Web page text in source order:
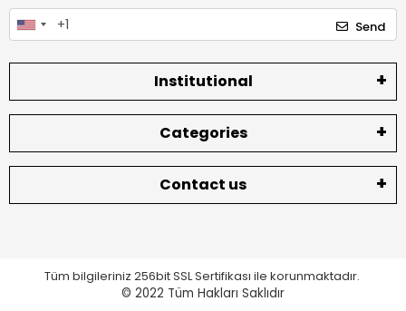
Send
Institutional
Categories
Contact us
Tüm bilgileriniz 256bit SSL Sertifikası ile korunmaktadır.
© 2022 Tüm Hakları Saklıdır